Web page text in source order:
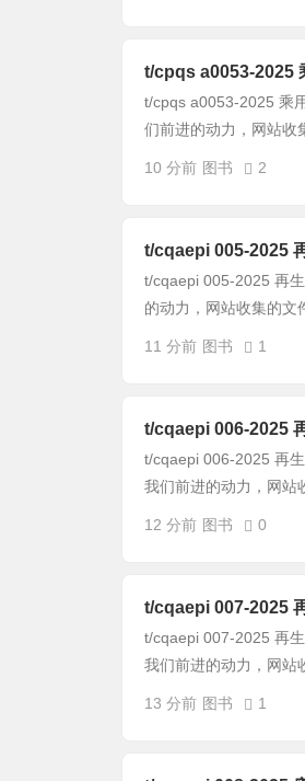
t/cpqs a0053-2025
t/cpqs a0053-2025 乘
们前进的动力，网站收
10 分前 图书 2
t/cqaepi 005-2025
t/cqaepi 005-2025 再
的动力，网站收集的文
11 分前 图书 1
t/cqaepi 006-2025
t/cqaepi 006-2025 再
我们前进的动力，网站
12 分前 图书 0
t/cqaepi 007-2025
t/cqaepi 007-2025 再
我们前进的动力，网站
13 分前 图书 1